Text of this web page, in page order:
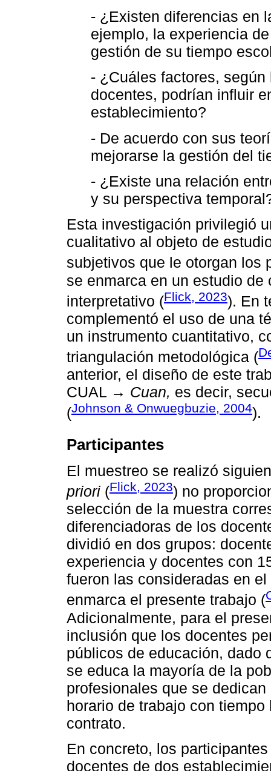
- ¿Existen diferencias en
ejemplo, la experiencia
gestión de su tiempo
- ¿Cuáles factores,
docentes, podrían influir
establecimiento?
- De acuerdo con sus
mejorarse la gestión del
- ¿Existe una relación
y su perspectiva
Esta investigación privilegió
cualitativo al objeto de
subjetivos que le otorgan los
se enmarca en un estudio
interpretativo (Flick, 2023). En
complementó el uso de una
un instrumento cuantitativo,
triangulación metodológica (
anterior, el diseño de este
CUAL → Cuan, es decir,
(Johnson & Onwuegbuzie, 2004).
Participantes
El muestreo se realizó
priori (Flick, 2023) no
selección de la muestra
diferenciadoras de los
dividió en dos grupos:
experiencia y docentes con
fueron las consideradas en
enmarca el presente trabajo (
Adicionalmente, para el
inclusión que los docentes
públicos de educación, dado
se educa la mayoría de la
profesionales que se
horario de trabajo con
contrato.
En concreto, los
docentes de dos